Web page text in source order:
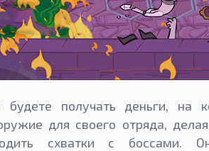
получать деньги, на
для своего отряда,
схватки с боссами.